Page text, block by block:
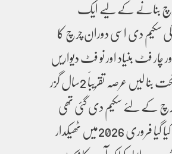
بنانے کے لیے ایک
کی سکیم دی اسی دوران چرچ کا
چار فٹ بنیاد اور نو فٹ دیواریں
اپنی مدد کے تحت بنا لیں عرصہ تقریباََ 2سال گزر
کے لئے سکیم دی گئی تھی
کام شروع نہ کیا گیا فروری 2026میں ٹھیکدار